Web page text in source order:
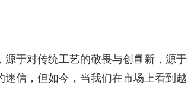
源于对传统工艺的敬畏与创📘新，源于
迷信，但如今，当我们在市场上看到越